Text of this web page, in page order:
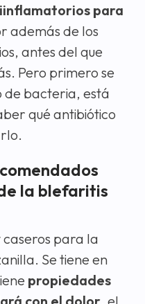
para
además de los
antes del que
Pero primero se
de bacteria, está
qué antibiótico
la blefaritis
caseros para la
Se tiene en
propiedades